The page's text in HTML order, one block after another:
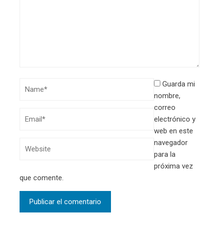
Guarda mi
nombre,
correo
electrónico y
web en este
navegador
para la
próxima vez
que comente.